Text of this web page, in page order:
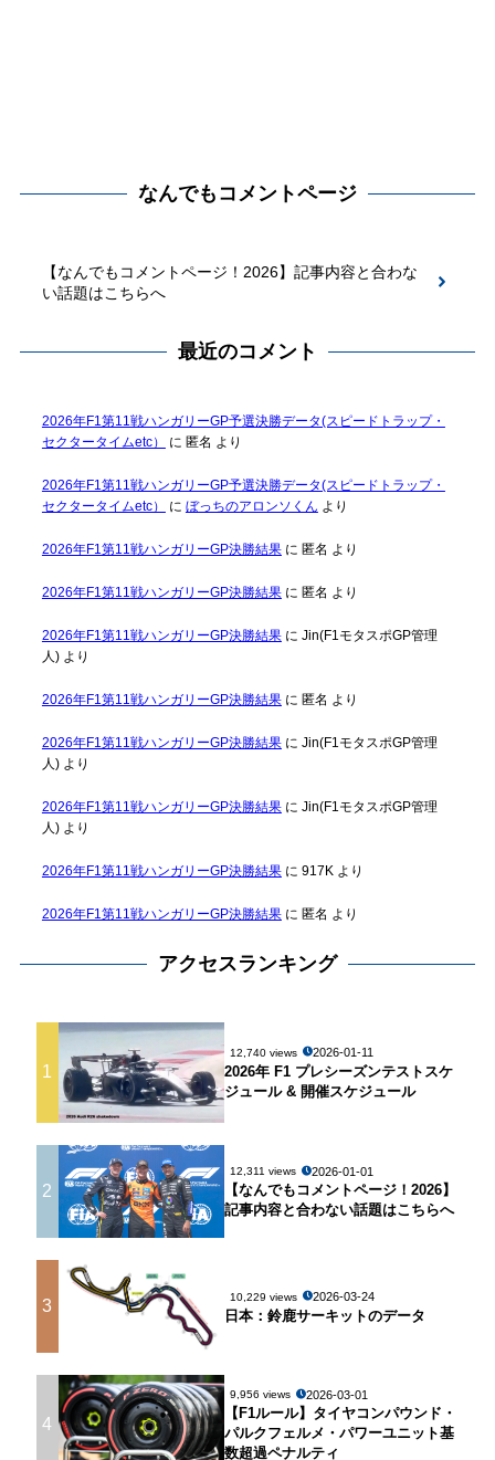
なんでもコメントページ
【なんでもコメントページ！2026】記事内容と合わな
い話題はこちらへ
最近のコメント
2026年F1第11戦ハンガリーGP予選決勝データ(スピードトラップ・
セクタータイムetc）
に 匿名 より
2026年F1第11戦ハンガリーGP予選決勝データ(スピードトラップ・
セクタータイムetc）
に ぼっちのアロンソくん より
2026年F1第11戦ハンガリーGP決勝結果に 匿名 より
2026年F1第11戦ハンガリーGP決勝結果に 匿名 より
2026年F1第11戦ハンガリーGP決勝結果に Jin(F1モタスポGP管理
人)より
2026年F1第11戦ハンガリーGP決勝結果に 匿名 より
2026年F1第11戦ハンガリーGP決勝結果に Jin(F1モタスポGP管理
人)より
2026年F1第11戦ハンガリーGP決勝結果に Jin(F1モタスポGP管理
人)より
2026年F1第11戦ハンガリーGP決勝結果に 917K より
2026年F1第11戦ハンガリーGP決勝結果に 匿名 より
アクセスランキング
1
12,740 views 2026-01-11
2026年 F1 プレシーズンテストスケ
ジュール & 開催スケジュール
2
12,311 views 2026-01-01
【なんでもコメントページ！2026】
記事内容と合わない話題はこちらへ
3 10,229 views 2026-03-24
日本：鈴鹿サーキットのデータ
4
9,956 views 2026-03-01
【F1ルール】タイヤコンパウンド・
パルクフェルメ・パワーユニット基
数超過ペナルティ